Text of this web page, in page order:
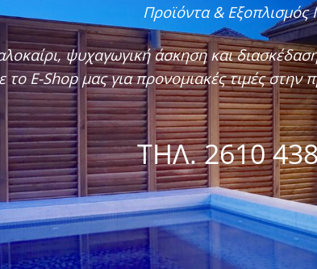
Προϊόντα & Εξοπλισμός
ψυχαγωγική άσκηση και
το E-Shop μας για προνομιακές τιμές
ΤΗΛ. 2610